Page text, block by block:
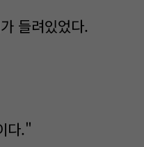
들려있었다.
다."